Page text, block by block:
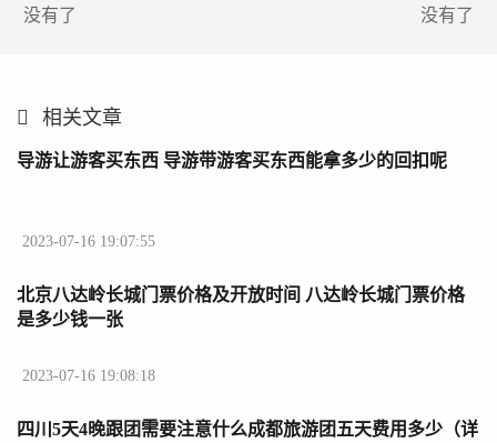
没有了 没有了
相关文章
导游让游客买东西 导游带游客买东西能拿多少的回扣呢
2023-07-16 19:07:55
北京八达岭长城门票价格及开放时间 八达岭长城门票价格
是多少钱一张
2023-07-16 19:08:18
四川5天4晚跟团需要注意什么成都旅游团五天费用多少（详